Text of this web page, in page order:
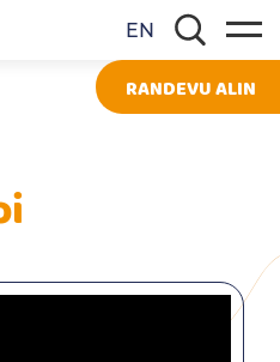
EN
RANDEVU ALIN